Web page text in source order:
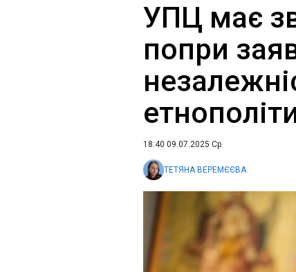
УПЦ має
попри
18:40 09.07.2025 Ср
ТЕТЯНА ВЕРЕМЄЄВА